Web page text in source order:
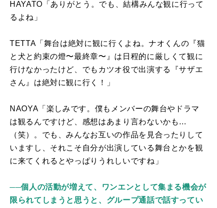
HAYATO「ありがとう。でも、結構みんな観に行って
るよね」
TETTA「舞台は絶対に観に行くよね。ナオくんの『猫
と犬と約束の燈〜最終章〜』は日程的に厳しくて観に
行けなかったけど、でもカツオ役で出演する『サザエ
さん』は絶対に観に行く！」
NAOYA「楽しみです。僕もメンバーの舞台やドラマ
は観るんですけど、感想はあまり言わないかも…
（笑）。でも、みんなお互いの作品を見合ったりして
いますし、それこそ自分が出演している舞台とかを観
に来てくれるとやっぱりうれしいですね」
──個人の活動が増えて、ワンエンとして集まる機会が
限られてしまうと思うと、グループ通話で話すってい